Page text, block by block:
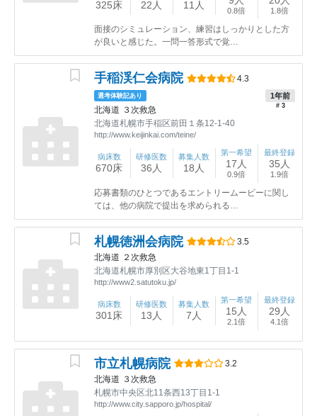
325床 22人 11人
0.8倍 1.8倍
面接のシミュレーション、練習はしっかりとした方
が良いと感じた。一問一答形式で覚…
手稲渓仁会病院 4.3
選考体験記あり 1年前
# 3
北海道 ３次救急
北海道札幌市手稲区前田１条12-1-40
http://www.keijinkai.com/teine/
病床数
670床
研修医数
36人
募集人数
18人
第一希望
17人
0.9倍
最終登録
35人
1.9倍
応募書類のひとつであるエントリームービーに関し
ては、他の病院で提出を求められる…
札幌徳洲会病院
3.5
北海道 ２次救急
北海道札幌市厚別区大谷地東1丁目1-1
http://www2.satutoku.jp/
病床数
301床
研修医数
13人
募集人数
7人
第一希望
15人
2.1倍
最終登録
29人
4.1倍
市立札幌病院
3.2
北海道 ３次救急
札幌市中央区北11条西13丁目1-1
http://www.city.sapporo.jp/hospital/